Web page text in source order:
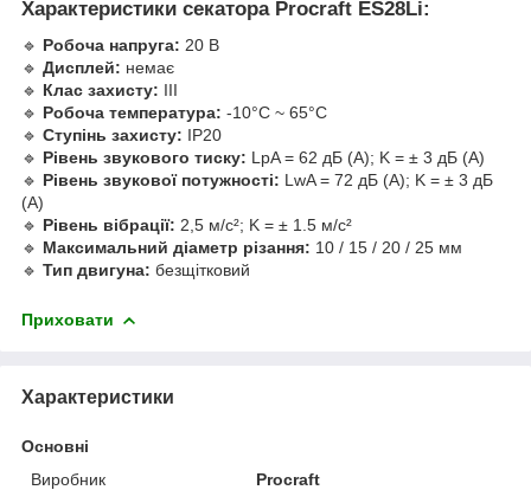
Характеристики секатора Procraft ES28Li:
🔹 Робоча напруга: 20 В
🔹 Дисплей: немає
🔹 Клас захисту: III
🔹 Робоча температура: -10°C ~ 65°C
🔹 Ступінь захисту: IP20
🔹 Рівень звукового тиску: LpA = 62 дБ (А); K = ± 3 дБ (А)
🔹 Рівень звукової потужності: LwA = 72 дБ (А); K = ± 3 дБ
(А)
🔹 Рівень вібрації: 2,5 м/с²; K = ± 1.5 м/с²
🔹 Максимальний діаметр різання: 10 / 15 / 20 / 25 мм
🔹 Тип двигуна: безщітковий
Приховати
Характеристики
Основні
Виробник
Procraft